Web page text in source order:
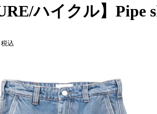
ハイクル】Pipe
税込